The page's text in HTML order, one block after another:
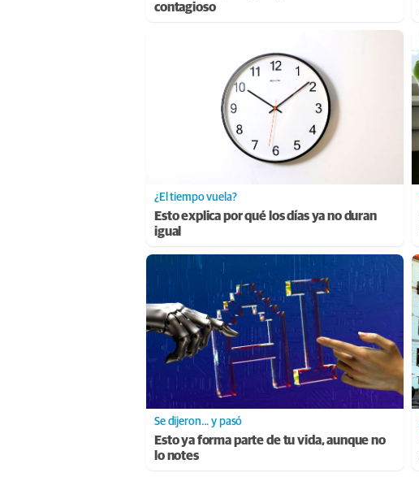
contagioso
¿El tiempo vuela?
Esto explica por qué los días ya no duran
igual
Se dijeron… y pasó
Esto ya forma parte de tu vida, aunque no
lo notes